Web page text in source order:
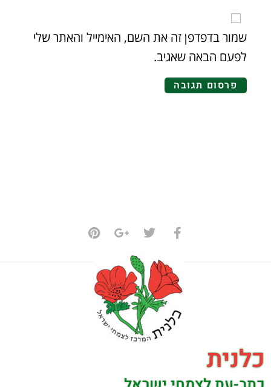
שמור בדפדפן זה את השם, האימייל והאתר שלי
לפעם הבאה שאגיב.
כלנית